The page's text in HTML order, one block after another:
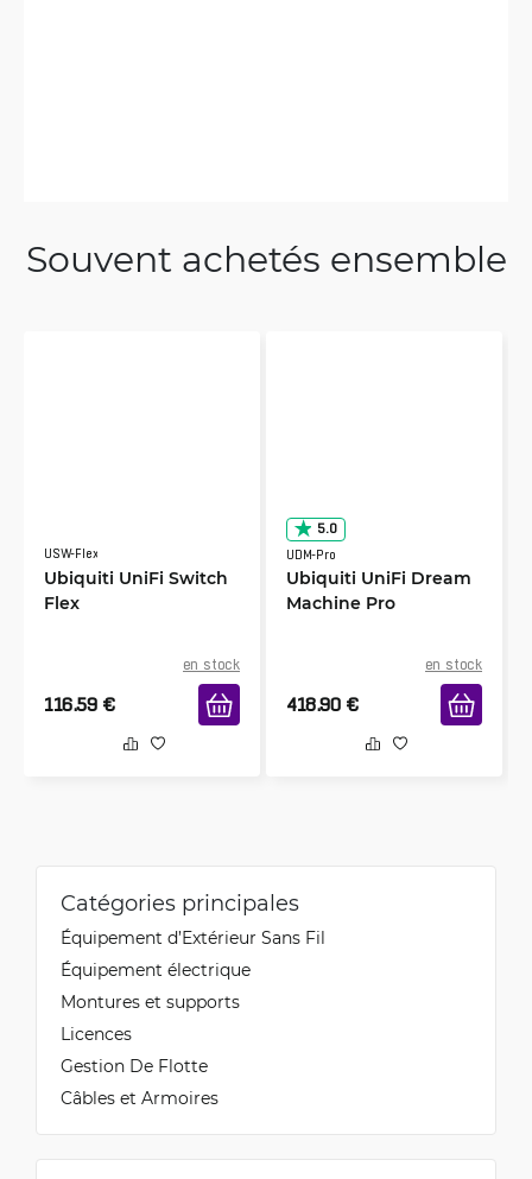
Souvent achetés ensemble
USW-Flex
Ubiquiti UniFi Switch
Flex
en stock
116.59 €
5.0
UDM-Pro
Ubiquiti UniFi Dream
Machine Pro
en stock
418.90 €
Catégories principales
Équipement d’Extérieur Sans Fil
Équipement électrique
Montures et supports
Licences
Gestion De Flotte
Câbles et Armoires